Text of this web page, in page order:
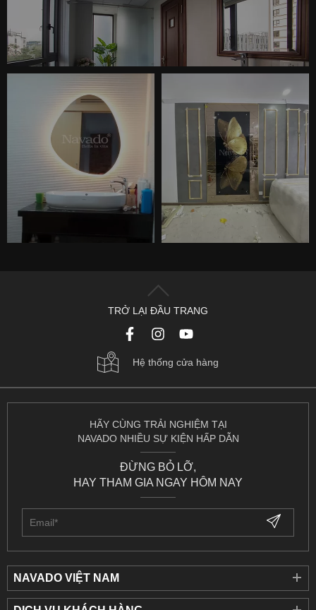
TRỞ LẠI ĐẦU TRANG
Hệ thống cửa hàng
NAVADO VIỆT NAM
HÃY CÙNG TRẢI NGHIỆM TẠI
NAVADO NHIỀU SỰ KIỆN HẤP DẪN
ĐỪNG BỎ LỠ,
HAY THAM GIA NGAY HÔM NAY